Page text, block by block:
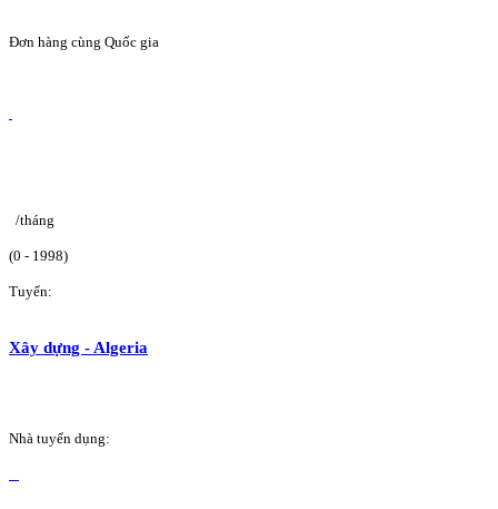
Đơn hàng cùng Quốc gia
/tháng
(0 - 1998)
Tuyển:
Xây dựng - Algeria
Nhà tuyển dụng: